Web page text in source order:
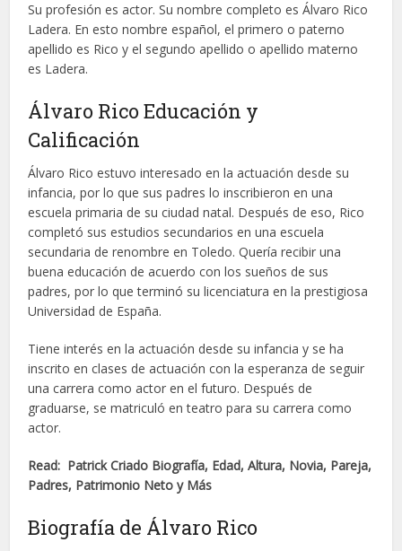
Su profesión es actor. Su nombre completo es Álvaro Rico
Ladera. En esto nombre español, el primero o paterno
apellido es Rico y el segundo apellido o apellido materno
es Ladera.
Álvaro Rico Educación y
Calificación
Álvaro Rico estuvo interesado en la actuación desde su
infancia, por lo que sus padres lo inscribieron en una
escuela primaria de su ciudad natal. Después de eso, Rico
completó sus estudios secundarios en una escuela
secundaria de renombre en Toledo. Quería recibir una
buena educación de acuerdo con los sueños de sus
padres, por lo que terminó su licenciatura en la prestigiosa
Universidad de España.
Tiene interés en la actuación desde su infancia y se ha
inscrito en clases de actuación con la esperanza de seguir
una carrera como actor en el futuro. Después de
graduarse, se matriculó en teatro para su carrera como
actor.
Read: Patrick Criado Biografía, Edad, Altura, Novia, Pareja,
Padres, Patrimonio Neto y Más
Biografía de Álvaro Rico